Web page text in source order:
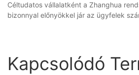
Céltudatos vállalatként a Zhanghua
bizonnyal előnyökkel jár az ügyfelek
Kapcsolódó